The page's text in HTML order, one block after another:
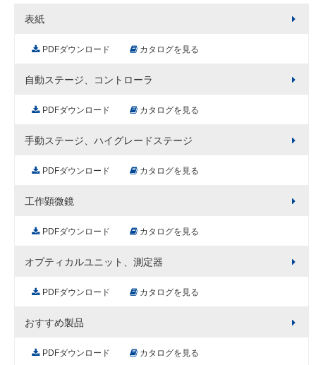
表紙
PDFダウンロード カタログを見る
自動ステージ、コントローラ
PDFダウンロード カタログを見る
手動ステージ、ハイグレードステージ
PDFダウンロード カタログを見る
工作顕微鏡
PDFダウンロード カタログを見る
オプティカルユニット、測定器
PDFダウンロード カタログを見る
おすすめ製品
PDFダウンロード カタログを見る